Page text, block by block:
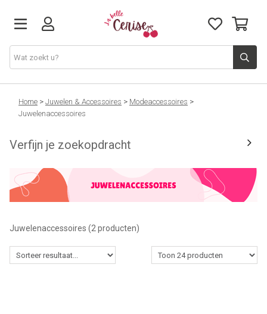
Just arrived
Home & Deco
Lifestyle & Gifts
Cadeaubon
Home > Juwelen & Accessoires > Modeaccessoires >
Juwelenaccessoires
Verfijn je zoekopdracht
Juwelenaccessoires (2 producten)